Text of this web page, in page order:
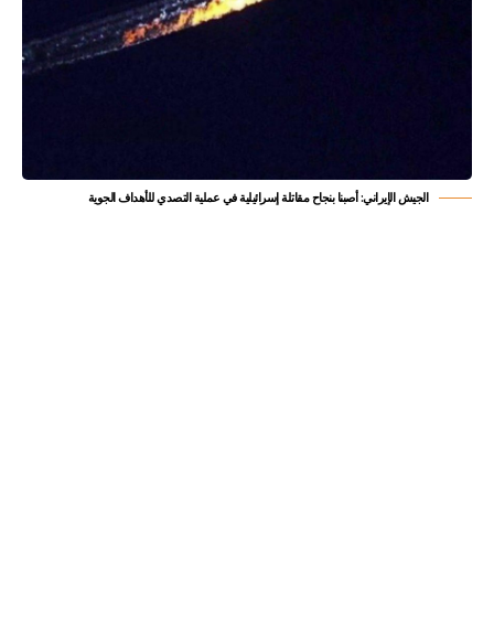
الجيش الإيراني: أصبنا بنجاح مقاتلة إسرائيلية في عملية التصدي للأهداف الجوية